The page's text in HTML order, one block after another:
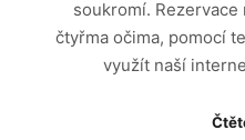
soukromí.
čtyřma očima, pomocí
využít naší